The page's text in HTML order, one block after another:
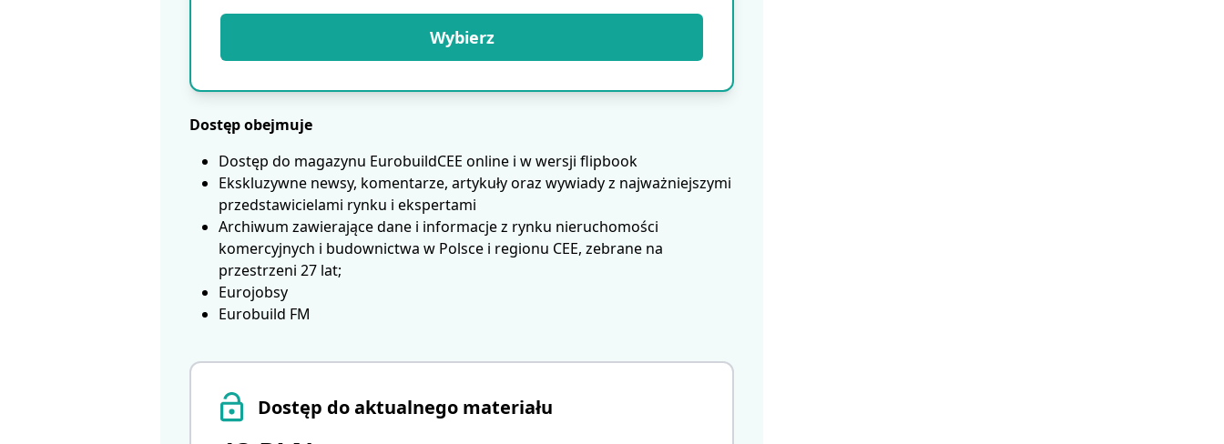
Dostęp do aktualnego materiału
Wybierz
Dostęp obejmuje
Dostęp do magazynu EurobuildCEE online i w wersji flipbook
Ekskluzywne newsy, komentarze, artykuły oraz wywiady z najważniejszymi
przedstawicielami rynku i ekspertami
Archiwum zawierające dane i informacje z rynku nieruchomości
komercyjnych i budownictwa w Polsce i regionu CEE, zebrane na
przestrzeni 27 lat;
Eurojobsy
Eurobuild FM